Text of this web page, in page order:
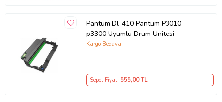
Pantum Dl-410 Pantum P3010-
p3300 Uyumlu Drum Ünitesi
Kargo Bedava
Sepet Fiyatı 555,00 TL